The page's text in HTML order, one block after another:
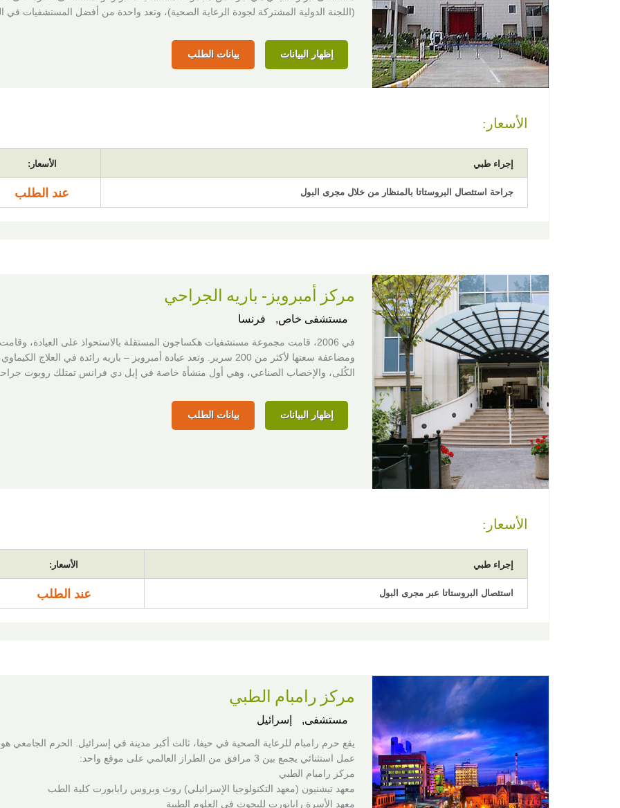
(اللجنة الدولية المشتركة لجودة الرعاية الصحية)، وتعد واحدة من أفضل المستشفيات في
إظهار البيانات بيانات الطلب
الأسعار:
إجراء طبي الأسعار:
جراحة استئصال البروستاتا بالمنظار من خلال مجرى البول عند الطلب
مركز أمبرويز- باريه الجراحي
مستشفى خاص, فرنسا
في 2006، قامت مجموعة مستشفيات هكساجون المستقلة بالاستحواذ على العيادة،
ومضاعفة سعتها لأكثر من 200 سرير. وتعد عيادة أمبرويز – باريه رائدة في العلاج
الكُلى، والإخصاب الصناعي، وهي أول منشأة خاصة في إيل دي فرانس تمتلك روبوت
إظهار البيانات بيانات الطلب
الأسعار:
إجراء طبي الأسعار:
استئصال البروستاتا عبر مجرى البول عند الطلب
مركز رامبام الطبي
مستشفى, إسرائيل
يقع حرم رامبام للرعاية الصحية في حيفا، ثالث أكبر مدينة في إسرائيل. الحرم الجامعي
عمل استثنائي يجمع بين 3 مرافق من الطراز العالمي على موقع واحد:
مركز رامبام الطبي
معهد تيشنيون (معهد التكنولوجيا الإسرائيلي) روث وبروس رابابورت كلية الطب
معهد الأسرة رابابورت للبحوث في العلوم الطبية